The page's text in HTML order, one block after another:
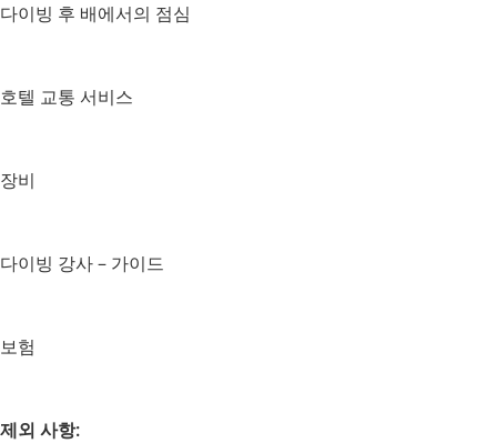
다이빙 후 배에서의 점심
호텔 교통 서비스
장비
다이빙 강사 – 가이드
보험
제외 사항: